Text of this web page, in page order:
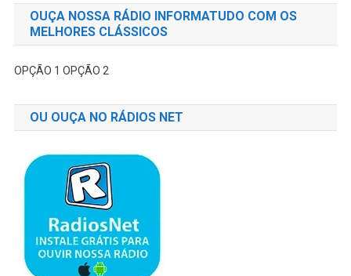
OUÇA NOSSA RÁDIO INFORMATUDO COM OS
MELHORES CLÁSSICOS
OPÇÃO 1 OPÇÃO 2
OU OUÇA NO RÁDIOS NET